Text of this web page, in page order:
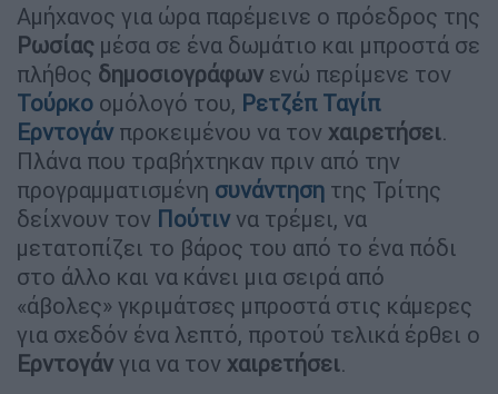
Αμήχανος για ώρα παρέμεινε ο πρόεδρος της
Ρωσίας μέσα σε ένα δωμάτιο και μπροστά σε
πλήθος δημοσιογράφων ενώ περίμενε τον
Τούρκο ομόλογό του, Ρετζέπ Ταγίπ
Ερντογάνπροκειμένου να τον χαιρετήσει.
Πλάνα που τραβήχτηκαν πριν από την
προγραμματισμένη συνάντηση της Τρίτης
δείχνουν τον Πούτιν να τρέμει, να
μετατοπίζει το βάρος του από το ένα πόδι
στο άλλο και να κάνει μια σειρά από
«άβολες» γκριμάτσες μπροστά στις κάμερες
για σχεδόν ένα λεπτό, προτού τελικά έρθει ο
Ερντογάν για να τον χαιρετήσει.